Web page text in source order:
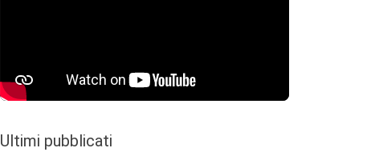
Ultimi pubblicati